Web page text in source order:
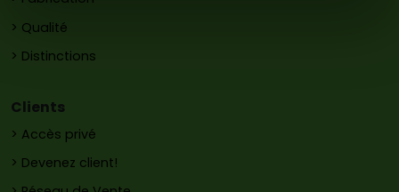
> Qualité
> Distinctions
Clients
> Accès privé
> Devenez client!